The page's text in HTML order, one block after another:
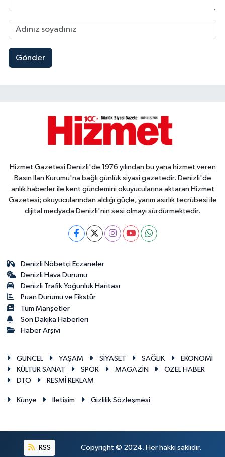
Gönder
Hizmet Gazetesi Denizli'de 1976 yılından bu yana hizmet veren
Basın İlan Kurumu'na bağlı günlük siyasi gazetedir. Denizli'de
anlık haberler ile kent gündemini okuyucularına aktaran Hizmet
Gazetesi; okuyucularından aldığı güçle, yarım asırlık tecrübesi ile
dijital medyada Denizli'nin sesi olmayı sürdürmektedir.
Denizli Nöbetçi Eczaneler
Denizli Hava Durumu
Denizli Trafik Yoğunluk Haritası
Puan Durumu ve Fikstür
Tüm Manşetler
Son Dakika Haberleri
Haber Arşivi
GÜNCEL YAŞAM SİYASET SAĞLIK
EKONOMİ
KÜLTÜR SANAT
SPOR MAGAZİN
ÖZEL HABER
DTO
RESMİ REKLAM
Künye İletişim Gizlilik Sözleşmesi
RSS Copyright © 2024. Her hakkı saklıdır.